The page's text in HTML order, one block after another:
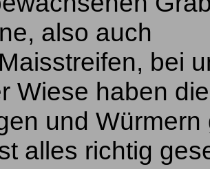
also auch
bei
Wiese haben
und
alles richtig